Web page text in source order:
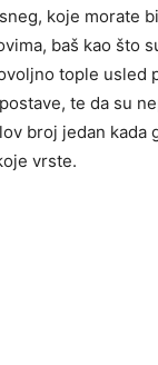
koje morate
baš kao što
tople usled
te da su
broj jedan kada
vrste.